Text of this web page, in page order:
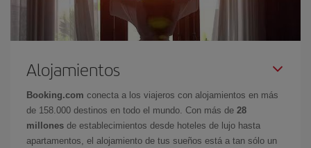
Alojamientos
Booking.com conecta a los viajeros con alojamientos en más
de 158.000 destinos en todo el mundo. Con más de 28
millones de establecimientos desde hoteles de lujo hasta
apartamentos, el alojamiento de tus sueños está a tan sólo un